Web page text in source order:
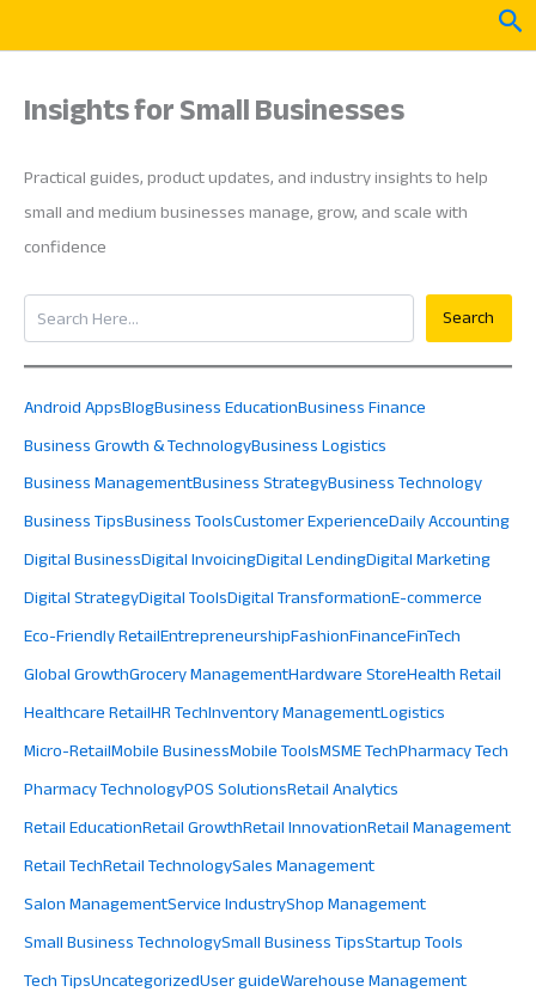
Insights for Small Businesses
Practical guides, product updates, and industry insights to help
small and medium businesses manage, grow, and scale with
confidence
Search
Search
Android AppsBlogBusiness EducationBusiness Finance
Business Growth & TechnologyBusiness Logistics
Business ManagementBusiness StrategyBusiness Technology
Business TipsBusiness ToolsCustomer ExperienceDaily Accounting
Digital BusinessDigital InvoicingDigital LendingDigital Marketing
Digital StrategyDigital ToolsDigital TransformationE-commerce
Eco-Friendly RetailEntrepreneurshipFashionFinanceFinTech
Global GrowthGrocery ManagementHardware StoreHealth Retail
Healthcare RetailHR TechInventory ManagementLogistics
Micro-RetailMobile BusinessMobile ToolsMSME TechPharmacy Tech
Pharmacy TechnologyPOS SolutionsRetail Analytics
Retail EducationRetail GrowthRetail InnovationRetail Management
Retail TechRetail TechnologySales Management
Salon ManagementService IndustryShop Management
Small Business TechnologySmall Business TipsStartup Tools
Tech TipsUncategorizedUser guideWarehouse Management